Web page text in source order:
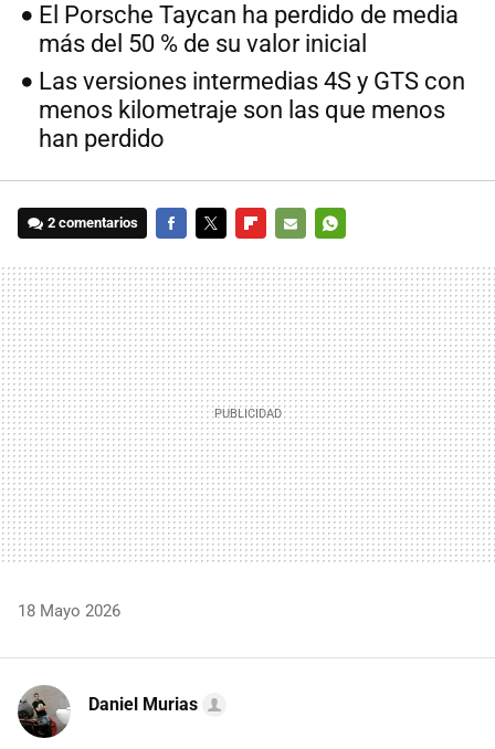
El Porsche Taycan ha perdido de media
más del 50 % de su valor inicial
Las versiones intermedias 4S y GTS con
menos kilometraje son las que menos
han perdido
2 comentarios
MAIL
18 Mayo 2026
Daniel Murias